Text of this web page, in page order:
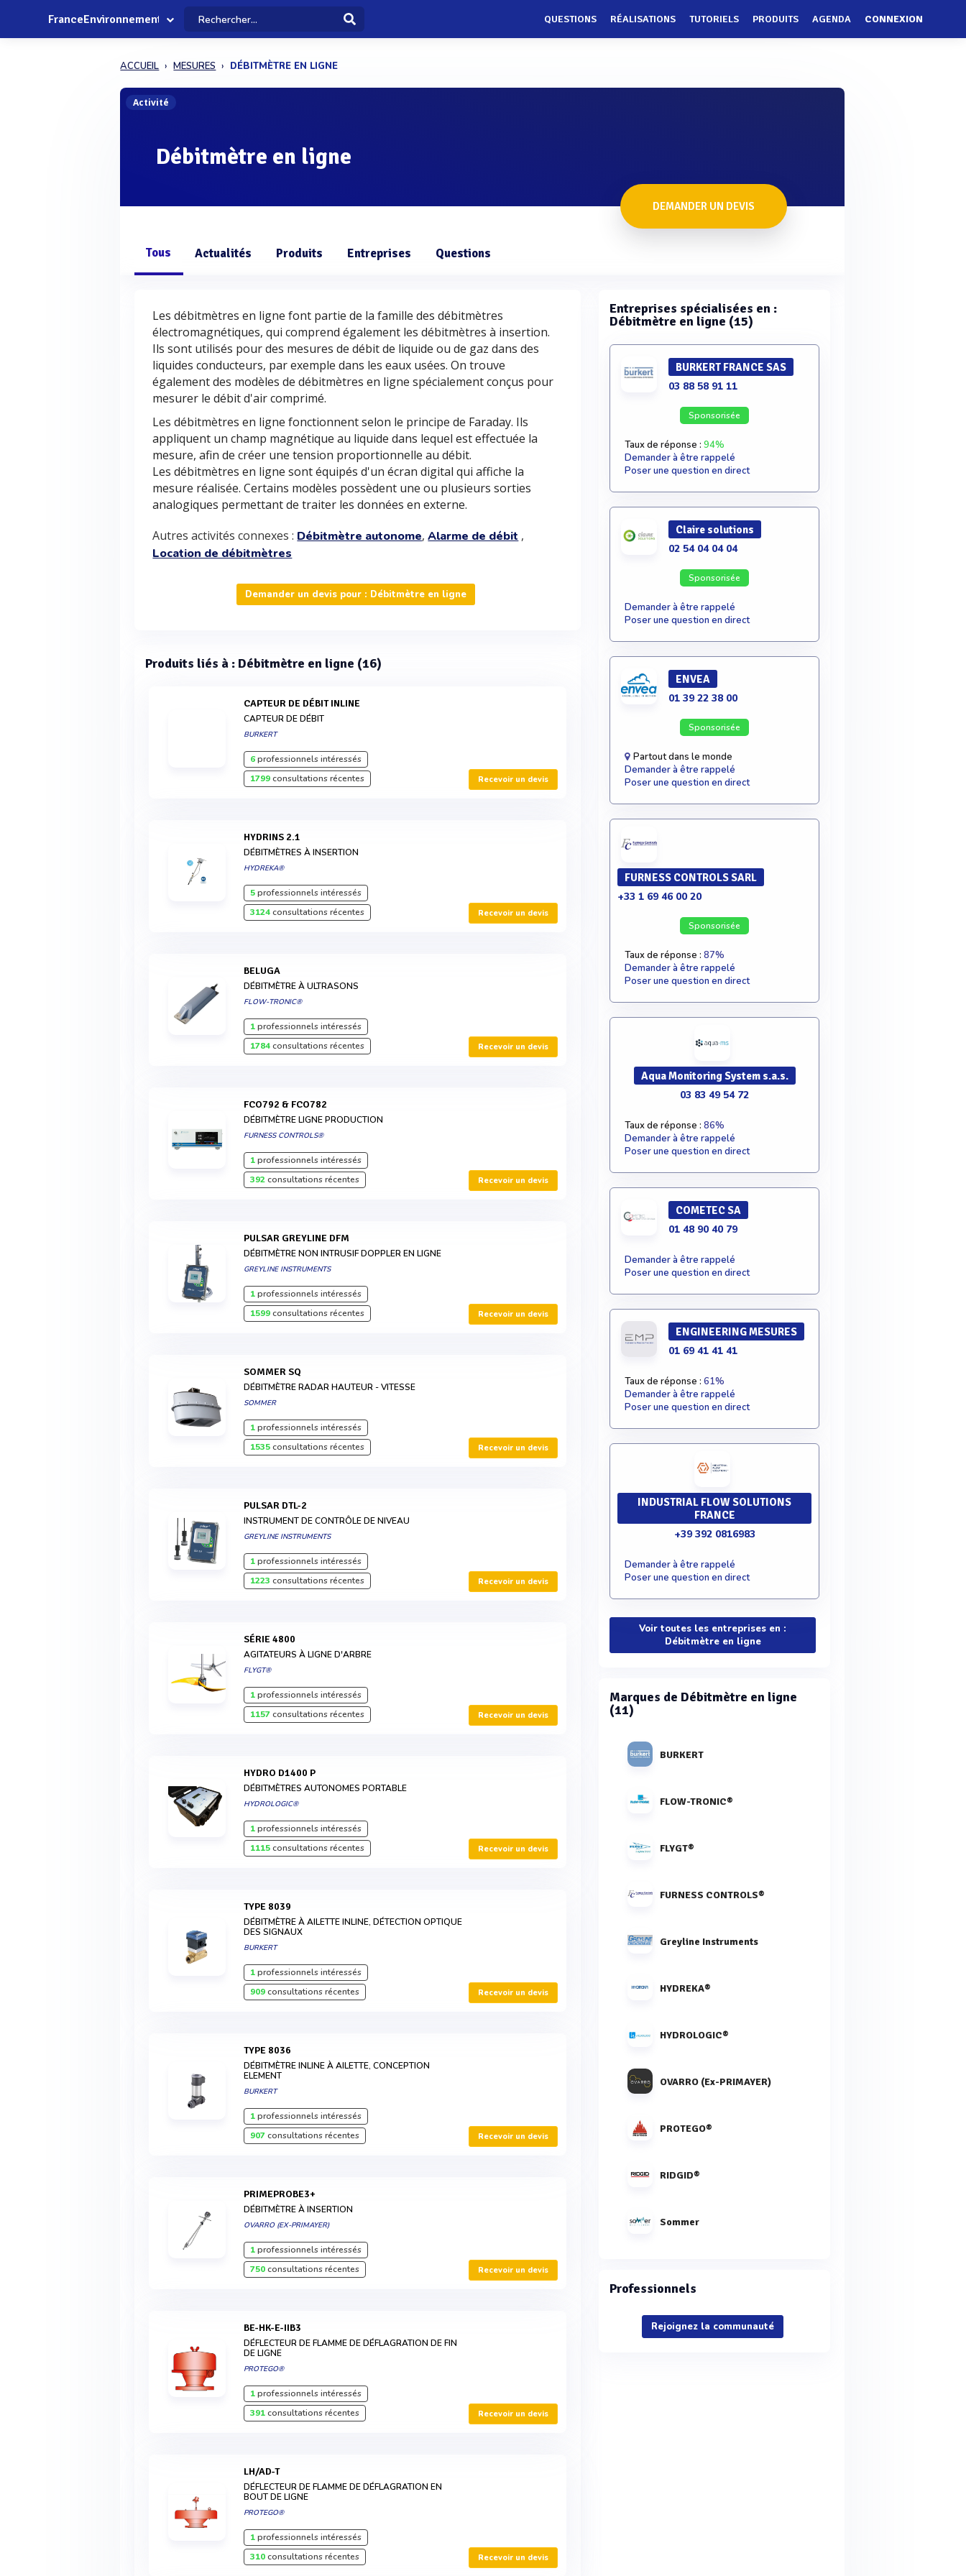
FranceEnvironnement QUESTIONS RÉALISATIONS TUTORIELS PRODUITS AGENDA CONNEXION
ACCUEIL MESURES DÉBITMÈTRE EN LIGNE
Activité
Débitmètre en ligne
DEMANDER UN DEVIS
Tous Actualités Produits Entreprises Questions
Les débitmètres en ligne font partie de la famille des débitmètres
électromagnétiques, qui comprend également les débitmètres à insertion.
Ils sont utilisés pour des mesures de débit de liquide ou de gaz dans des
liquides conducteurs, par exemple dans les eaux usées. On trouve
également des modèles de débitmètres en ligne spécialement conçus pour
mesurer le débit d'air comprimé.
Les débitmètres en ligne fonctionnent selon le principe de Faraday. Ils
appliquent un champ magnétique au liquide dans lequel est effectuée la
mesure, afin de créer une tension proportionnelle au débit.
Les débitmètres en ligne sont équipés d'un écran digital qui affiche la
mesure réalisée. Certains modèles possèdent une ou plusieurs sorties
analogiques permettant de traiter les données en externe.
Autres activités connexes : Débitmètre autonome,Alarme de débit ,
Location de débitmètres
Demander un devis pour : Débitmètre en ligne
Produits liés à : Débitmètre en ligne (16)
CAPTEUR DE DÉBIT INLINE
CAPTEUR DE DÉBIT
BURKERT
6professionnels intéressés
1799consultations récentes Recevoir un devis
HYDRINS 2.1
DÉBITMÈTRES À INSERTION
HYDREKA®
5professionnels intéressés
3124consultations récentes Recevoir un devis
BELUGA
DÉBITMÈTRE À ULTRASONS
FLOW-TRONIC®
1professionnels intéressés
1784consultations récentes Recevoir un devis
FCO792 & FCO782
DÉBITMÈTRE LIGNE PRODUCTION
FURNESS CONTROLS®
1professionnels intéressés
392consultations récentes Recevoir un devis
PULSAR GREYLINE DFM
DÉBITMÈTRE NON INTRUSIF DOPPLER EN LIGNE
GREYLINE INSTRUMENTS
1professionnels intéressés
1599consultations récentes Recevoir un devis
SOMMER SQ
DÉBITMÈTRE RADAR HAUTEUR - VITESSE
SOMMER
1professionnels intéressés
1535consultations récentes Recevoir un devis
PULSAR DTL-2
INSTRUMENT DE CONTRÔLE DE NIVEAU
GREYLINE INSTRUMENTS
1professionnels intéressés
1223 consultations récentes Recevoir un devis
SÉRIE 4800
AGITATEURS À LIGNE D'ARBRE
FLYGT®
1professionnels intéressés
1157consultations récentes Recevoir un devis
HYDRO D1400 P
DÉBITMÈTRES AUTONOMES PORTABLE
HYDROLOGIC®
1professionnels intéressés
1115consultations récentes Recevoir un devis
TYPE 8039
DÉBITMÈTRE À AILETTE INLINE, DÉTECTION OPTIQUE
DES SIGNAUX
BURKERT
1professionnels intéressés
909consultations récentes Recevoir un devis
TYPE 8036
DÉBITMÈTRE INLINE À AILETTE, CONCEPTION
ELEMENT
BURKERT
1professionnels intéressés
907consultations récentes Recevoir un devis
PRIMEPROBE3+
DÉBITMÈTRE À INSERTION
OVARRO (EX-PRIMAYER)
1professionnels intéressés
750consultations récentes Recevoir un devis
BE-HK-E-IIB3
DÉFLECTEUR DE FLAMME DE DÉFLAGRATION DE FIN
DE LIGNE
PROTEGO®
1professionnels intéressés
391consultations récentes Recevoir un devis
LH/AD-T
DÉFLECTEUR DE FLAMME DE DÉFLAGRATION EN
BOUT DE LIGNE
PROTEGO®
1professionnels intéressés
310consultations récentes Recevoir un devis
Entreprises spécialisées en :
Débitmètre en ligne (15)
BURKERT FRANCE SAS
03 88 58 91 11
Sponsorisée
Taux de réponse : 94%
Demander à être rappelé
Poser une question en direct
Claire solutions
02 54 04 04 04
Sponsorisée
Demander à être rappelé
Poser une question en direct
ENVEA
01 39 22 38 00
Sponsorisée
Partout dans le monde
Demander à être rappelé
Poser une question en direct
FURNESS CONTROLS SARL
+33 1 69 46 00 20
Sponsorisée
Taux de réponse : 87%
Demander à être rappelé
Poser une question en direct
Aqua Monitoring System s.a.s.
03 83 49 54 72
Taux de réponse : 86%
Demander à être rappelé
Poser une question en direct
COMETEC SA
01 48 90 40 79
Demander à être rappelé
Poser une question en direct
ENGINEERING MESURES
01 69 41 41 41
Taux de réponse : 61%
Demander à être rappelé
Poser une question en direct
INDUSTRIAL FLOW SOLUTIONS
FRANCE
+39 392 0816983
Demander à être rappelé
Poser une question en direct
Voir toutes les entreprises en :
Débitmètre en ligne
Marques de Débitmètre en ligne
(11)
BURKERT
FLOW-TRONIC®
FLYGT®
FURNESS CONTROLS®
Greyline Instruments
HYDREKA®
HYDROLOGIC®
OVARRO (Ex-PRIMAYER)
PROTEGO®
RIDGID®
Sommer
Professionnels
Rejoignez la communauté